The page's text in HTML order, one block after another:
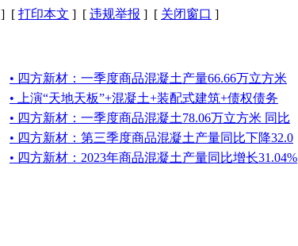
] [ 打印本文 ] [ 违规举报 ] [ 关闭窗口 ]
• 四方新材：一季度商品混凝土产量66.66万立方米
• 上演“天地天板”+混凝土+装配式建筑+债权债务
• 四方新材：一季度商品混凝土78.06万立方米 同比
• 四方新材：第三季度商品混凝土产量同比下降32.0
• 四方新材：2023年商品混凝土产量同比增长31.04%